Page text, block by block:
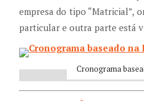
empresa do tipo “Matricial”,
particular e outra parte está
Cronograma